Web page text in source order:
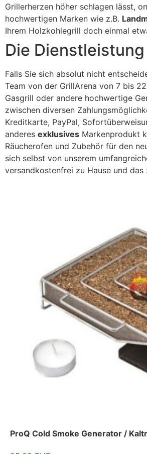
Grillerherzen höher schlagen lässt,
hochwertigen Marken wie z.B.
Ihrem Holzkohlegrill doch einmal
Die
Falls Sie sich absolut nicht
Team von der GrillArena von 7 bis
Gasgrill oder andere hochwertige
zwischen diversen
Kreditkarte, PayPal,
anderes exklusives Markenprodukt
Räucherofen und Zubehör für den
sich selbst von unserem
versandkostenfrei zu Hause und das
ProQ Cold Smoke Generator /